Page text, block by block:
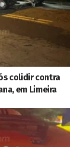
colidir contra
em Limeira